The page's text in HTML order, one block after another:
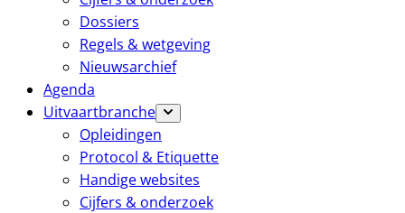
Dossiers
Regels & wetgeving
Nieuwsarchief
Agenda
Uitvaartbranche
Opleidingen
Protocol & Etiquette
Handige websites
Cijfers & onderzoek